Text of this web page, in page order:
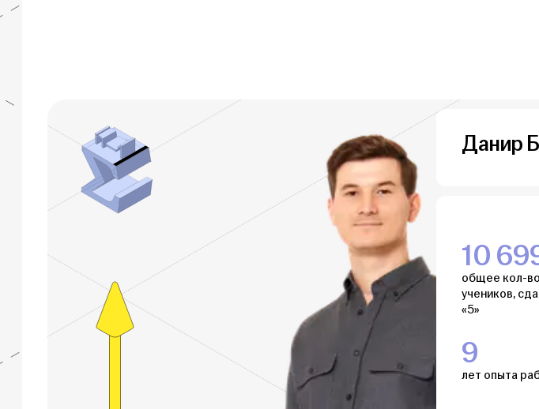
Данир
10
общее кол-во
учеников,
«5»
9
лет опыта